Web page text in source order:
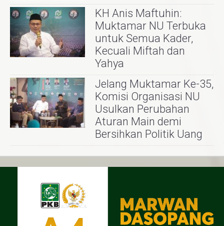
KH Anis Maftuhin:
Muktamar NU Terbuka
untuk Semua Kader,
Kecuali Miftah dan
Yahya
Jelang Muktamar Ke-35,
Komisi Organisasi NU
Usulkan Perubahan
Aturan Main demi
Bersihkan Politik Uang